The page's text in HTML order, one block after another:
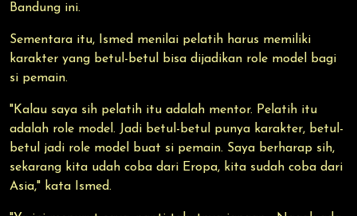
Bandung ini.
Sementara itu, Ismed menilai pelatih harus memiliki
karakter yang betul-betul bisa dijadikan role model bagi
si pemain.
"Kalau saya sih pelatih itu adalah mentor. Pelatih itu
adalah role model. Jadi betul-betul punya karakter, betul-
betul jadi role model buat si pemain. Saya berharap sih,
sekarang kita udah coba dari Eropa, kita sudah coba dari
Asia," kata Ismed.